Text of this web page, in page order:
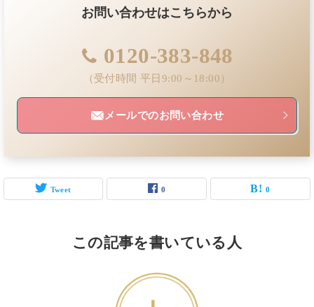
お問い合わせはこちらから
0120-383-848
（受付時間 平日9:00～18:00）
メールでのお問い合わせ
Tweet 0 0
この記事を書いている人